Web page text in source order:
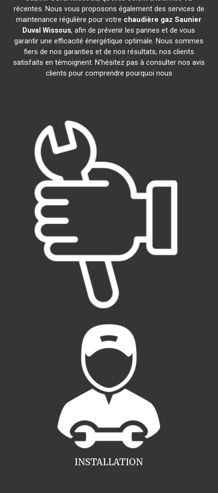
récentes. Nous vous proposons également des services de
maintenance régulière pour votre chaudière gaz Saunier
Duval Wissous, afin de prévenir les pannes et de vous
garantir une efficacité énergétique optimale. Nous sommes
fiers de nos garanties et de nos résultats, nos clients
satisfaits en témoignent. N'hésitez pas à consulter nos avis
clients pour comprendre pourquoi nous
INSTALLATION